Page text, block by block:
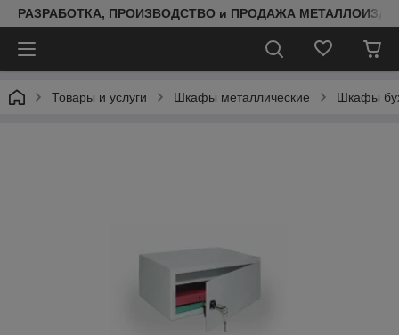
РАЗРАБОТКА, ПРОИЗВОДСТВО и ПРОДАЖА
Товары и услуги Шкафы металлические Шкафы